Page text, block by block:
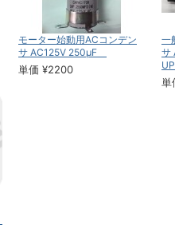
モーター始動用ACコンデン
サ AC125V 250μF
単価 ¥2200
一
サ
単